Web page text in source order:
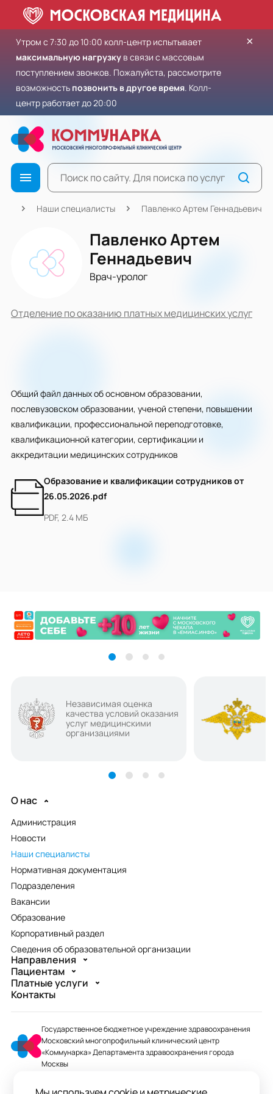
Утром с 7:30 до 10:00 колл-центр испытывает
максимальную нагрузку в связи с массовым
поступлением звонков. Пожалуйста, рассмотрите
возможность позвонить в другое время. Колл-
центр работает до 20:00
×
Наши специалисты Павленко Артем Геннадьевич
Павленко Артем
Геннадьевич
Врач-уролог
Отделение по оказанию платных медицинских услуг
Общий файл данных об основном образовании,
послевузовском образовании, ученой степени, повышении
квалификации, профессиональной переподготовке,
квалификационной категории, сертификации и
аккредитации медицинских сотрудников
Образование и квалификации сотрудников от
26.05.2026.pdf
PDF, 2.4 МБ
Независимая оценка
качества условий оказания
услуг медицинскими
организациями
О нас
Администрация
Новости
Наши специалисты
Нормативная документация
Подразделения
Вакансии
Образование
Корпоративный раздел
Сведения об образовательной организации
Направления
Пациентам
Платные услуги
Контакты
Государственное бюджетное учреждение здравоохранения
Московский многопрофильный клинический центр
«Коммунарка» Департамента здравоохранения города
Москвы